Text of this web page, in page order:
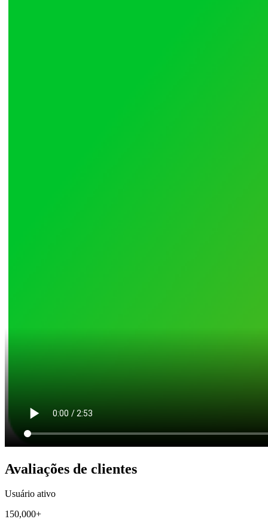
Avaliações de clientes
Usuário ativo
150,000+